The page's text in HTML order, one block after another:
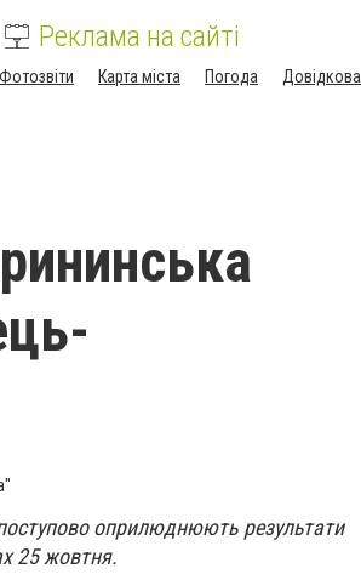
Реклама на сайті
Фотозвіти Карта міста Погода
Довідкова
поступово оприлюднюють результати
25 жовтня.